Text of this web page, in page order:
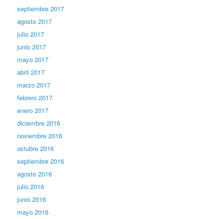
septiembre 2017
agosto 2017
julio 2017
junio 2017
mayo 2017
abril 2017
marzo 2017
febrero 2017
enero 2017
diciembre 2016
noviembre 2016
octubre 2016
septiembre 2016
agosto 2016
julio 2016
junio 2016
mayo 2016